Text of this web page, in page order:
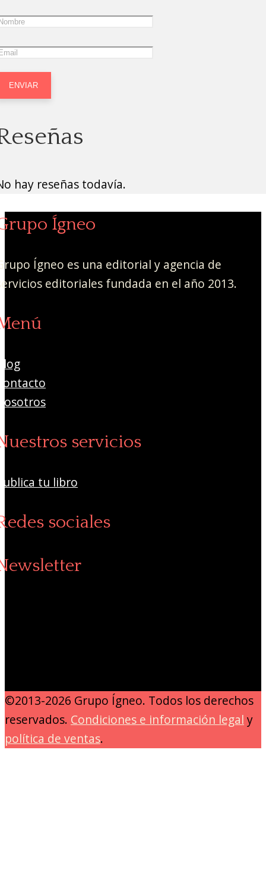
hay reseñas todavía.
Ígneo
Ígneo es una editorial y agencia de
editoriales fundada en el año 2013.
servicios
tu libro
sociales
©2013-2026 Grupo Ígneo. Todos los derechos
reservados. Condiciones e información legal y
política de ventas.